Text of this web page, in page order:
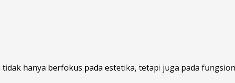
hanya berfokus pada estetika, tetapi juga pada